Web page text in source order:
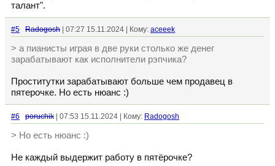
талант".
#5 Radogosh | 07:27 15.11.2024 | Кому: aceeek
> а пианисты играя в две руки столько же денег
зарабатывают как исполнители рэпчика?
Проститутки зарабатывают больше чем продавец в
пятерочке. Но есть нюанс :)
#6 poruchik | 07:53 15.11.2024 | Кому: Radogosh
> Но есть нюанс :)
Не каждый выдержит работу в пятёрочке?